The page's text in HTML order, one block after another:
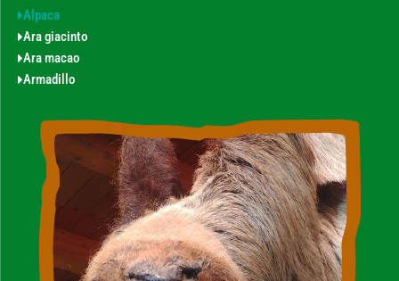
Alpaca
Ara giacinto
Ara macao
Armadillo